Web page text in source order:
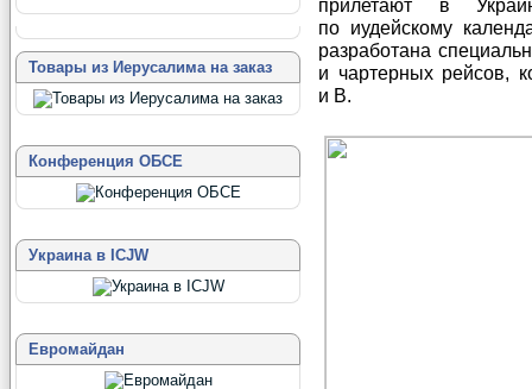
прилетают в
по иудейскому
разработана
и чартерных рейсов,
и В.
Товары из Иерусалима на заказ
Конференция ОБСЕ
Украина в ICJW
Евромайдан